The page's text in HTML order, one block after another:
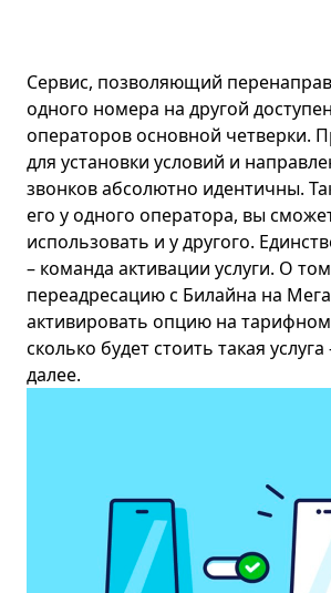
Сервис, позволяющий
одного номера на другой
операторов основной четверки.
для установки условий и
звонков абсолютно идентичны.
его у одного оператора, вы
использовать и у другого.
– команда активации услуги. О
переадресацию с Билайна на
активировать опцию на
сколько будет стоить такая
далее.